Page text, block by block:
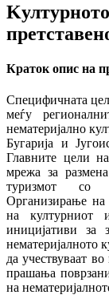
Краток опис на
Специфичната
меѓу
нематеријално
Бугарија и
Главните цели
мрежа за
туризмот со
Организирање на
на културниот
иницијативи за
нематеријалното
да учествуваат
прашања
на